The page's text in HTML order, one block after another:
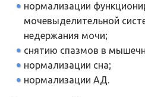
нормализации
мочевыделительной
недержания мочи;
снятию спазмов в
нормализации сна;
нормализации АД.